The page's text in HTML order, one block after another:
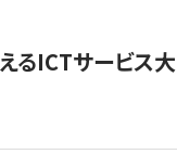
るICTサービス